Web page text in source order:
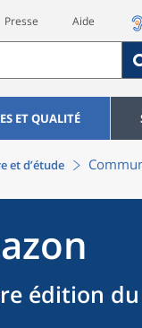
Presse Aide
ET QUALITÉ
et d’étude
édition du